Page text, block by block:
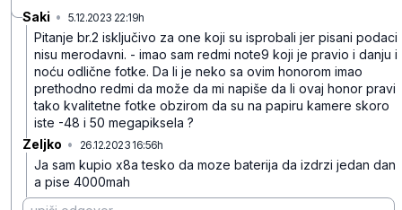
Saki • 5.12.2023 22:19h
Pitanje br.2 isključivo za one koji su isprobali jer pisani podaci
nisu merodavni. - imao sam redmi note9 koji je pravio i danju i
noću odlične fotke. Da li je neko sa ovim honorom imao
prethodno redmi da može da mi napiše da li ovaj honor pravi
tako kvalitetne fotke obzirom da su na papiru kamere skoro
iste -48 i 50 megapiksela ?
Zeljko • 26.12.2023 16:56h
Ja sam kupio x8a tesko da moze baterija da izdrzi jedan dan
a pise 4000mah